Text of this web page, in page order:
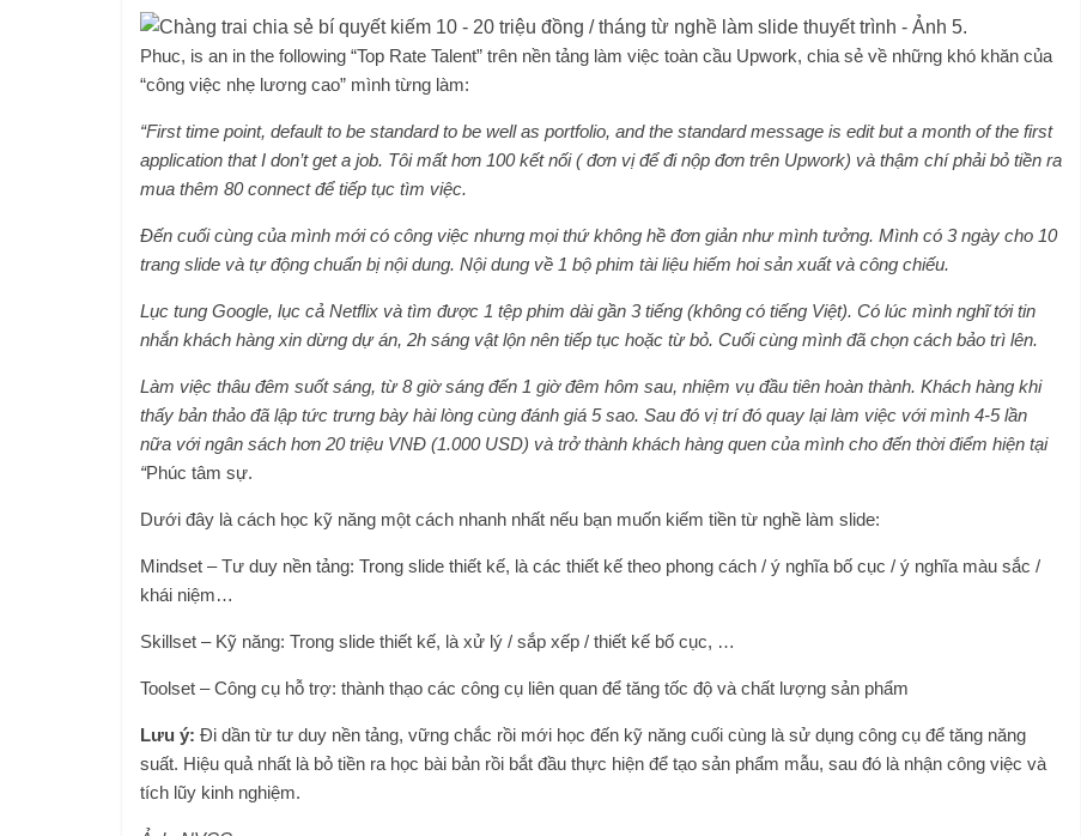
Phuc, is an in the following “Top Rate Talent” trên nền tảng làm việc toàn cầu Upwork, chia sẻ về những khó khăn của
“công việc nhẹ lương cao” mình từng làm:
“First time point, default to be standard to be well as portfolio, and the standard message is edit but a month of the first
application that I don’t get a job. Tôi mất hơn 100 kết nối ( đơn vị để đi nộp đơn trên Upwork) và thậm chí phải bỏ tiền ra
mua thêm 80 connect để tiếp tục tìm việc.
Đến cuối cùng của mình mới có công việc nhưng mọi thứ không hề đơn giản như mình tưởng. Mình có 3 ngày cho 10
trang slide và tự động chuẩn bị nội dung. Nội dung về 1 bộ phim tài liệu hiếm hoi sản xuất và công chiếu.
Lục tung Google, lục cả Netflix và tìm được 1 tệp phim dài gần 3 tiếng (không có tiếng Việt). Có lúc mình nghĩ tới tin
nhắn khách hàng xin dừng dự án, 2h sáng vật lộn nên tiếp tục hoặc từ bỏ. Cuối cùng mình đã chọn cách bảo trì lên.
Làm việc thâu đêm suốt sáng, từ 8 giờ sáng đến 1 giờ đêm hôm sau, nhiệm vụ đầu tiên hoàn thành. Khách hàng khi
thấy bản thảo đã lập tức trưng bày hài lòng cùng đánh giá 5 sao. Sau đó vị trí đó quay lại làm việc với mình 4-5 lần
nữa với ngân sách hơn 20 triệu VNĐ (1.000 USD) và trở thành khách hàng quen của mình cho đến thời điểm hiện tại
“Phúc tâm sự.
Dưới đây là cách học kỹ năng một cách nhanh nhất nếu bạn muốn kiếm tiền từ nghề làm slide:
Mindset – Tư duy nền tảng: Trong slide thiết kế, là các thiết kế theo phong cách / ý nghĩa bố cục / ý nghĩa màu sắc /
khái niệm…
Skillset – Kỹ năng: Trong slide thiết kế, là xử lý / sắp xếp / thiết kế bố cục, …
Toolset – Công cụ hỗ trợ: thành thạo các công cụ liên quan để tăng tốc độ và chất lượng sản phẩm
Lưu ý: Đi dần từ tư duy nền tảng, vững chắc rồi mới học đến kỹ năng cuối cùng là sử dụng công cụ để tăng năng
suất. Hiệu quả nhất là bỏ tiền ra học bài bản rồi bắt đầu thực hiện để tạo sản phẩm mẫu, sau đó là nhận công việc và
tích lũy kinh nghiệm.